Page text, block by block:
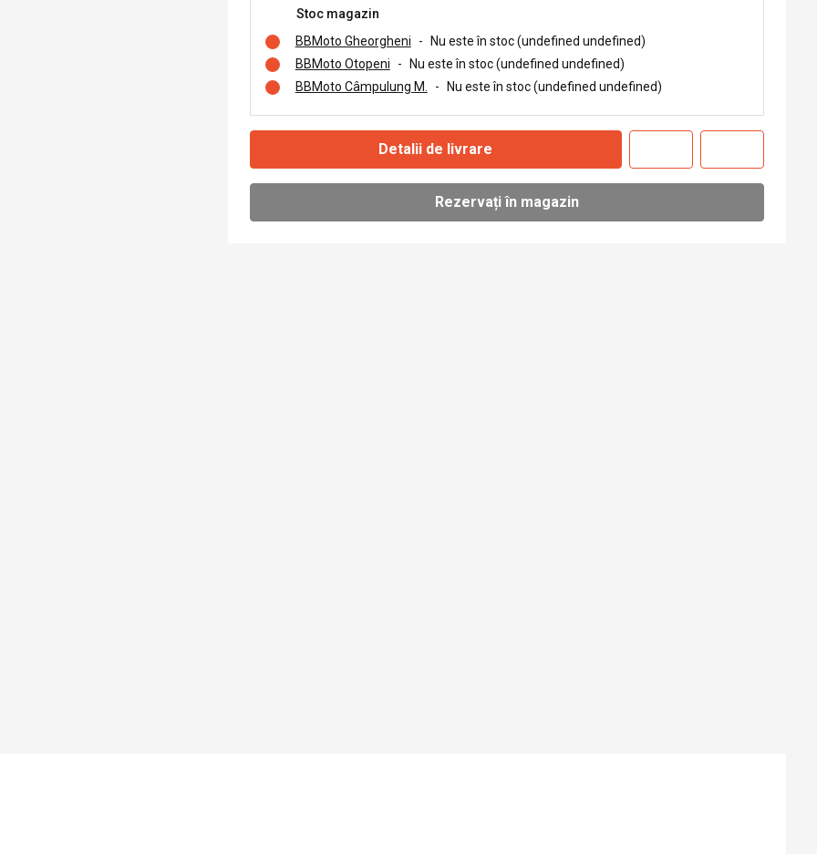
Stoc magazin
BBMoto Gheorgheni
-
Nu este în stoc (undefined undefined)
BBMoto Otopeni
-
Nu este în stoc (undefined undefined)
BBMoto Câmpulung M.
- Nu este în stoc (undefined undefined)
Detalii de livrare
Rezervați în magazin